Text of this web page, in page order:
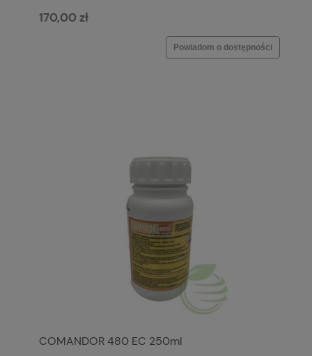
170,00 zł
Powiadom o dostępności
COMANDOR 480 EC 250ml